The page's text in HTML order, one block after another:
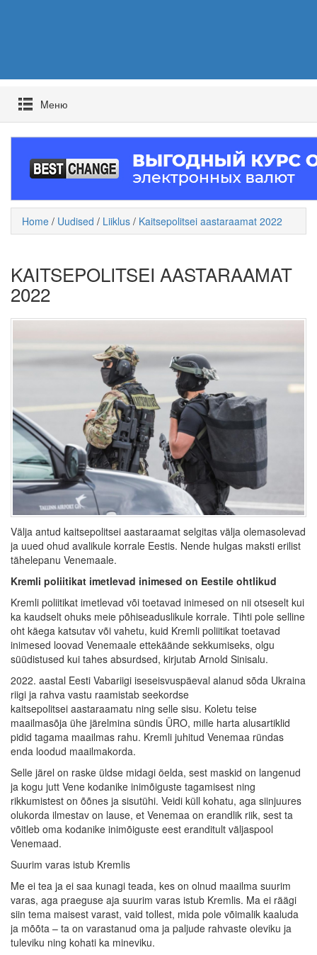
Mеню
Home / Uudised / Liiklus / Kaitsepolitsei aastaraamat 2022
KAITSEPOLITSEI AASTARAAMAT
2022
Välja antud kaitsepolitsei aastaraamat selgitas välja olemasolevad
ja uued ohud avalikule korrale Eestis. Nende hulgas maksti erilist
tähelepanu Venemaale.
Kremli poliitikat imetlevad inimesed on Eestile ohtlikud
Kremli poliitikat imetlevad või toetavad inimesed on nii otseselt kui
ka kaudselt ohuks meie põhiseaduslikule korrale. Tihti pole selline
oht käega katsutav või vahetu, kuid Kremli poliitikat toetavad
inimesed loovad Venemaale ettekäände sekkumiseks, olgu
süüdistused kui tahes absurdsed, kirjutab Arnold Sinisalu.
2022. aastal Eesti Vabariigi iseseisvuspäeval alanud sõda Ukraina
riigi ja rahva vastu raamistab seekordse
kaitsepolitsei aastaraamatu ning selle sisu. Koletu teise
maailmasõja ühe järelmina sündis ÜRO, mille harta alusartiklid
pidid tagama maailmas rahu. Kremli juhitud Venemaa ründas
enda loodud maailmakorda.
Selle järel on raske üldse midagi öelda, sest maskid on langenud
ja kogu jutt Vene kodanike inimõiguste tagamisest ning
rikkumistest on õõnes ja sisutühi. Veidi küll kohatu, aga siinjuures
olukorda ilmestav on lause, et Venemaa on erandlik riik, sest ta
võitleb oma kodanike inimõiguste eest eranditult väljaspool
Venemaad.
Suurim varas istub Kremlis
Me ei tea ja ei saa kunagi teada, kes on olnud maailma suurim
varas, aga praeguse aja suurim varas istub Kremlis. Ma ei räägi
siin tema maisest varast, vaid tollest, mida pole võimalik kaaluda
ja mõõta – ta on varastanud oma ja paljude rahvaste oleviku ja
tuleviku ning kohati ka mineviku.